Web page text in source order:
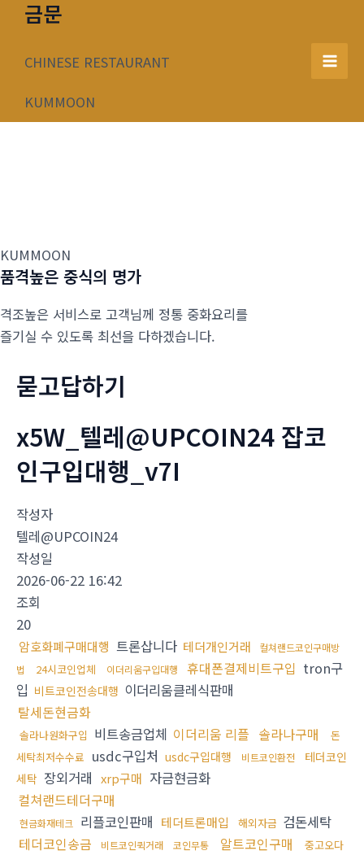
너
금문
CHINESE RESTAURANT
KUMMOON
Main
KUMMOON
품격높은 중식의 명가
격조높은 서비스로 고객님께 정통 중화요리를
즐기실 수 있도록 최선을 다하겠습니다.
묻고답하기
x5W_텔레@UPCOIN24 잡코
인구입대행_v7I
작성자
텔레@UPCOIN24
작성일
2026-06-22 16:42
조회
20
암호화폐구매대행 트론삽니다 테더개인거래
컬쳐랜드코인구매방
법
24시코인업체 이더리움구입대행 휴대폰결제비트구입 tron구
입 비트코인전송대행 이더리움클레식판매
탈세돈현금화
솔라나원화구입 비트송금업체 이더리움 리플 솔라나구매
돈
세탁최저수수료 usdc구입처 usdc구입대행 비트코인환전
테더코인
세탁 장외거래 xrp구매 자금현금화
컬쳐랜드테더구매
현금화재테크 리플코인판매 테더트론매입 해외자금 검돈세탁
테더코인송금
비트코인퀵거래 코인무통 알트코인구매
중고오다